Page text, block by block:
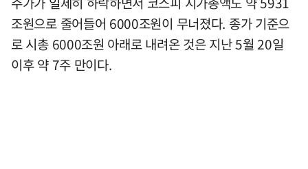
조원으로 줄어들어 6000조원이 무너졌다. 종가 기준으
로 시총 6000조원 아래로 내려온 것은 지난 5월 20일
이후 약 7주 만이다.